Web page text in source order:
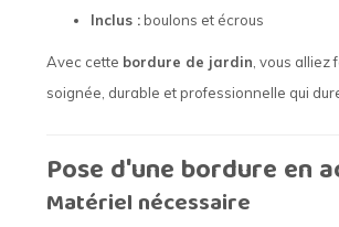
Inclus : boulons et écrous
Avec cette bordure de jardin , vous
soignée, durable et professionnelle qui
Pose d'une bordure en
Matériel nécessaire